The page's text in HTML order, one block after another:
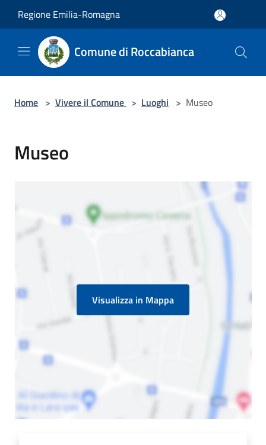
Regione Emilia-Romagna
Comune di Roccabianca
Home > Vivere il Comune > Luoghi > Museo
Museo
Visualizza in Mappa